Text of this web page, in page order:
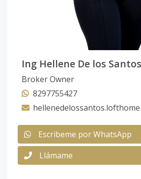
Ing Hellene De los
Broker Owner
8297755427
Escribeme por WhatsApp
Llámame